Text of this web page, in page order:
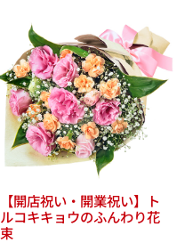
【開店祝い・開業祝い】ト
ルコキキョウのふんわり花
束